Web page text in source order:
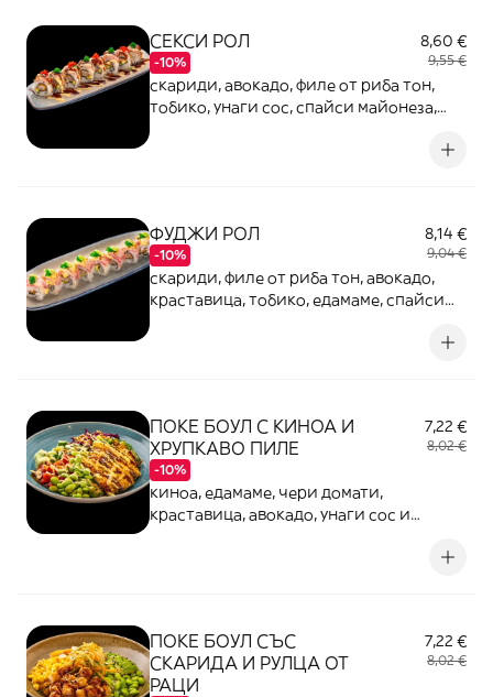
СЕКСИ РОЛ
-10%
8,60 €
9,55 €
скариди, авокадо, филе от риба тон,
тобико, унаги сос, спайси майонеза,
ФУДЖИ РОЛ
-10%
8,14 €
9,04 €
скариди, филе от риба тон, авокадо,
краставица, тобико, едамаме, спайси
ПОКЕ БОУЛ С КИНОА И
ХРУПКАВО ПИЛЕ
-10%
7,22 €
8,02 €
киноа, едамаме, чери домати,
краставица, авокадо, унаги сос и
ПОКЕ БОУЛ СЪС
СКАРИДА И РУЛЦА ОТ
РАЦИ
7,22 €
8,02 €